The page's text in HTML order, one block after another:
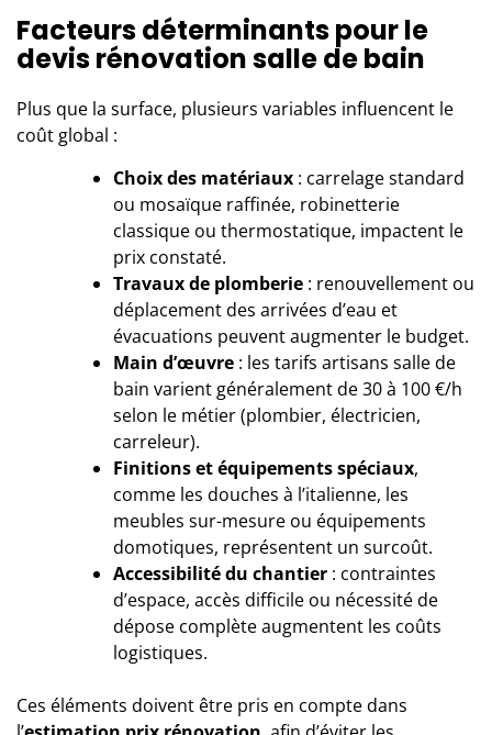
Facteurs déterminants pour le
devis rénovation salle de bain
Plus que la surface, plusieurs variables influencent le
coût global :
Choix des matériaux : carrelage standard
ou mosaïque raffinée, robinetterie
classique ou thermostatique, impactent le
prix constaté.
Travaux de plomberie : renouvellement ou
déplacement des arrivées d’eau et
évacuations peuvent augmenter le budget.
Main d’œuvre : les tarifs artisans salle de
bain varient généralement de 30 à 100 €/h
selon le métier (plombier, électricien,
carreleur).
Finitions et équipements spéciaux,
comme les douches à l’italienne, les
meubles sur-mesure ou équipements
domotiques, représentent un surcoût.
Accessibilité du chantier : contraintes
d’espace, accès difficile ou nécessité de
dépose complète augmentent les coûts
logistiques.
Ces éléments doivent être pris en compte dans